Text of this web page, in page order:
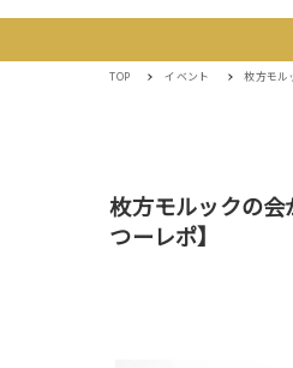
TOP イベント 枚方モル
枚方モルックの
つーレポ】